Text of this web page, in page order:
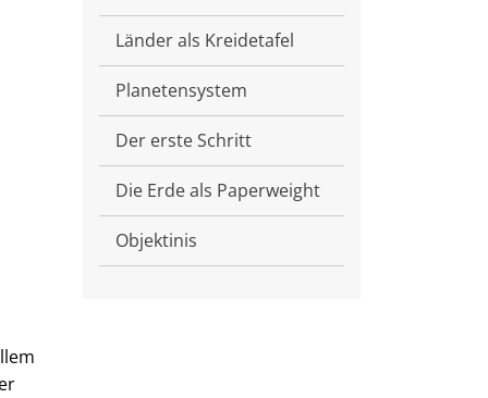
Länder als Kreidetafel
Planetensystem
Der erste Schritt
Die Erde als Paperweight
Objektinis